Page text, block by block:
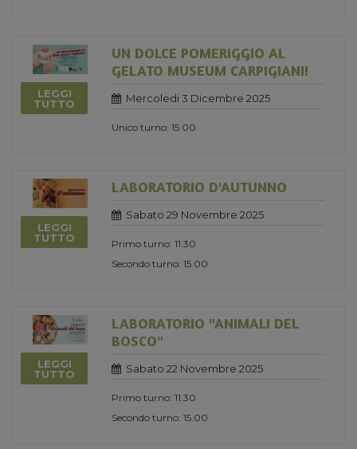
LEGGI
TUTTO
UN DOLCE POMERIGGIO AL
GELATO MUSEUM CARPIGIANI!
Mercoledi 3 Dicembre 2025
Unico turno: 15.00
LEGGI
TUTTO
LABORATORIO D'AUTUNNO
Sabato 29 Novembre 2025
Primo turno: 11.30
Secondo turno: 15.00
LEGGI
TUTTO
LABORATORIO "ANIMALI DEL
BOSCO"
Sabato 22 Novembre 2025
Primo turno: 11.30
Secondo turno: 15.00